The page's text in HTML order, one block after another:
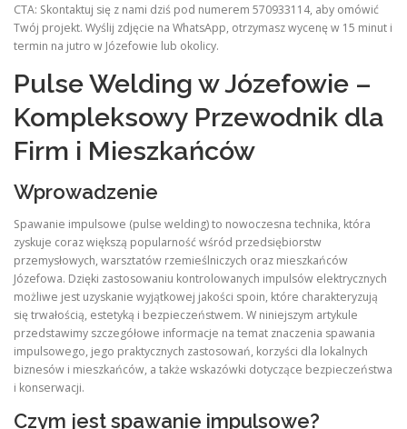
CTA: Skontaktuj się z nami dziś pod numerem 570933114, aby omówić
Twój projekt. Wyślij zdjęcie na WhatsApp, otrzymasz wycenę w 15 minut i
termin na jutro w Józefowie lub okolicy.
Pulse Welding w Józefowie –
Kompleksowy Przewodnik dla
Firm i Mieszkańców
Wprowadzenie
Spawanie impulsowe (pulse welding) to nowoczesna technika, która
zyskuje coraz większą popularność wśród przedsiębiorstw
przemysłowych, warsztatów rzemieślniczych oraz mieszkańców
Józefowa. Dzięki zastosowaniu kontrolowanych impulsów elektrycznych
możliwe jest uzyskanie wyjątkowej jakości spoin, które charakteryzują
się trwałością, estetyką i bezpieczeństwem. W niniejszym artykule
przedstawimy szczegółowe informacje na temat znaczenia spawania
impulsowego, jego praktycznych zastosowań, korzyści dla lokalnych
biznesów i mieszkańców, a także wskazówki dotyczące bezpieczeństwa
i konserwacji.
Czym jest spawanie impulsowe?